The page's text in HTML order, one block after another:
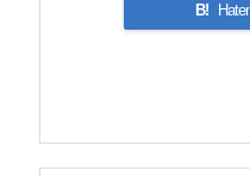
B!